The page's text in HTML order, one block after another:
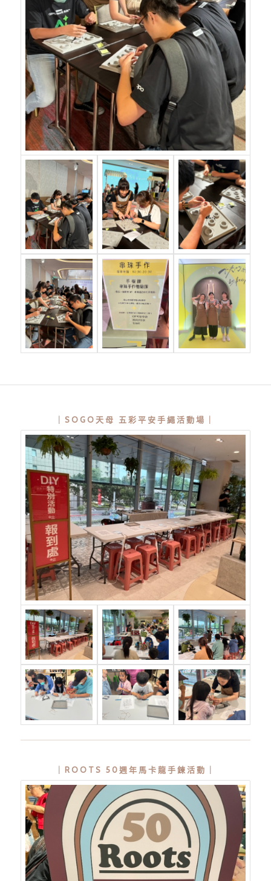
｜SOGO天母 五彩平安手繩活動場｜
｜ROOTS 50週年馬卡龍手鍊活動｜